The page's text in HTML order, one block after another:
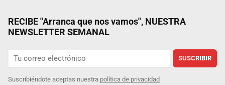
RECIBE "Arranca que nos vamos", NUESTRA
NEWSLETTER SEMANAL
SUSCRIBIR
Suscribiéndote aceptas nuestra política de privacidad